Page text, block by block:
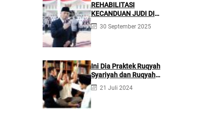
REHABILITASI
KECANDUAN JUDI DI
PONPES NURUL FIRDAUS ||
Kecanduan Judi
30 September 2025
Ini Dia Praktek Ruqyah
Syariyah dan Ruqyah
Syetan Menurut Dr Gumilar
21 Juli 2024